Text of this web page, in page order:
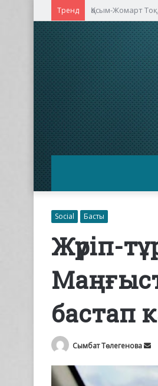
Тренд Қасым-Жомарт
Social Басты
Жүріп-
бастап
Сымбат Төлегенова